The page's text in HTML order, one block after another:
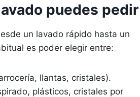
puedes pedir
un lavado rápido hasta un
es poder elegir entre:
llantas, cristales).
plásticos, cristales por